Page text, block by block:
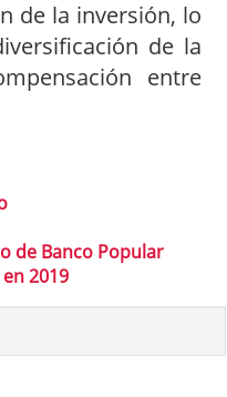
de la inversión, lo
de la
entre
de Banco Popular
2019